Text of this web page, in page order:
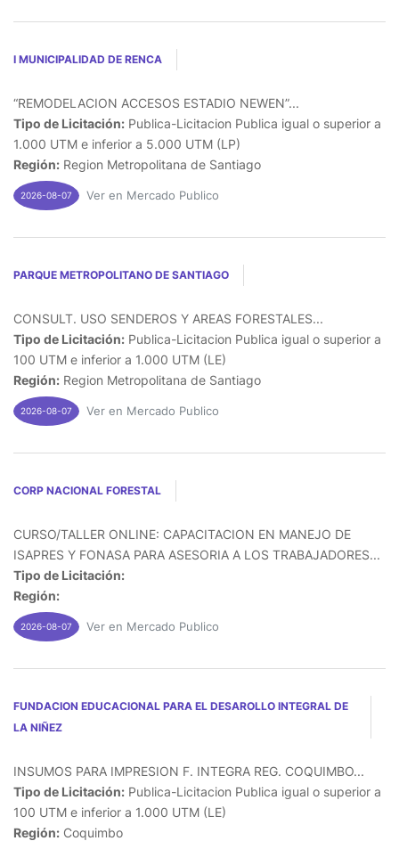
I MUNICIPALIDAD DE RENCA
“REMODELACION ACCESOS ESTADIO NEWEN”...
Tipo de Licitación: Publica-Licitacion Publica igual o superior a
1.000 UTM e inferior a 5.000 UTM (LP)
Región: Region Metropolitana de Santiago
2026-08-07 Ver en Mercado Publico
PARQUE METROPOLITANO DE SANTIAGO
CONSULT. USO SENDEROS Y AREAS FORESTALES...
Tipo de Licitación: Publica-Licitacion Publica igual o superior a
100 UTM e inferior a 1.000 UTM (LE)
Región: Region Metropolitana de Santiago
2026-08-07 Ver en Mercado Publico
CORP NACIONAL FORESTAL
CURSO/TALLER ONLINE: CAPACITACION EN MANEJO DE
ISAPRES Y FONASA PARA ASESORIA A LOS TRABAJADORES...
Tipo de Licitación:
Región:
2026-08-07 Ver en Mercado Publico
FUNDACION EDUCACIONAL PARA EL DESAROLLO INTEGRAL DE
LA NIÑEZ
INSUMOS PARA IMPRESION F. INTEGRA REG. COQUIMBO...
Tipo de Licitación: Publica-Licitacion Publica igual o superior a
100 UTM e inferior a 1.000 UTM (LE)
Región: Coquimbo